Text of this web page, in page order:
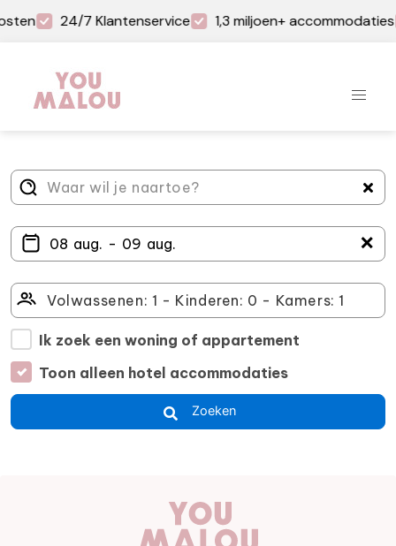
24/7 Klantenservice 1,3 miljoen+ accommodaties
＋
Ik zoek een woning of appartement
Toon alleen hotel accommodaties
Zoeken